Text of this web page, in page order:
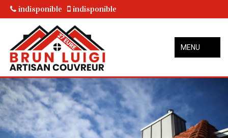
indisponible indisponible
MENU